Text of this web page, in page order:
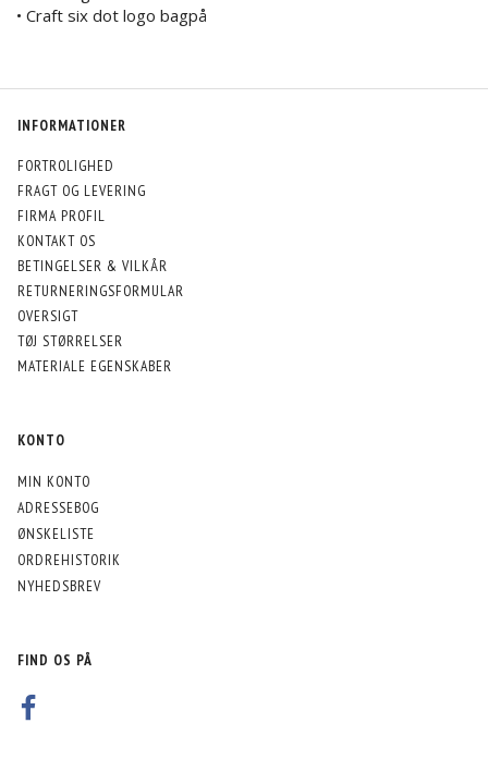
• Craft six dot logo bagpå
INFORMATIONER
FORTROLIGHED
FRAGT OG LEVERING
FIRMA PROFIL
KONTAKT OS
BETINGELSER & VILKÅR
RETURNERINGSFORMULAR
OVERSIGT
TØJ STØRRELSER
MATERIALE EGENSKABER
KONTO
MIN KONTO
ADRESSEBOG
ØNSKELISTE
ORDREHISTORIK
NYHEDSBREV
FIND OS PÅ